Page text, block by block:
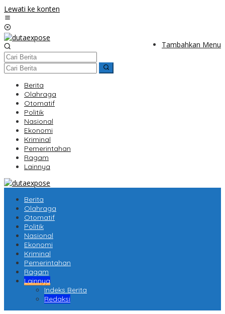
Lewati ke konten
Tambahkan Menu
Berita
Olahraga
Otomatif
Politik
Nasional
Ekonomi
Kriminal
Pemerintahan
Ragam
Lainnya
Berita
Olahraga
Otomatif
Politik
Nasional
Ekonomi
Kriminal
Pemerintahan
Ragam
Lainnya
Indeks Berita
Redaksi